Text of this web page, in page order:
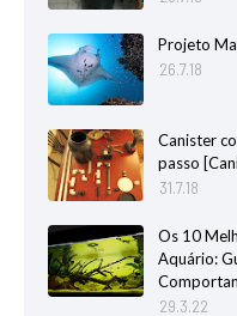
Projeto
26.7.18
Canister
passo
31.7.18
Os 10
Aquário:
29.3.22